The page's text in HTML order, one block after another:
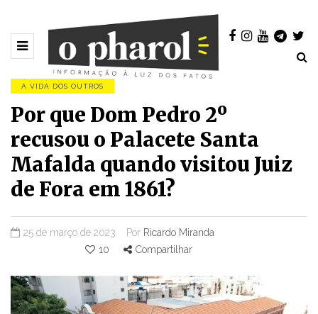
A VIDA DOS OUTROS
Por que Dom Pedro 2º
recusou o Palacete Santa
Mafalda quando visitou Juiz
de Fora em 1861?
25 de março de 2023 Por Ricardo Miranda
10
Compartilhar